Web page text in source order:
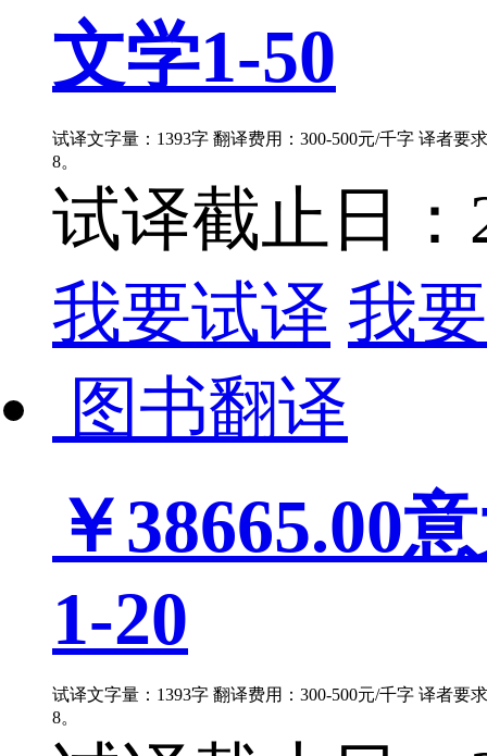
文学1-50
试译文字量：1393字 翻译费用：300-500元/千字 译者要
8。
试译截止日：
我要试译 我
图书翻译
￥38665.00
1-20
试译文字量：1393字 翻译费用：300-500元/千字 译者要
8。